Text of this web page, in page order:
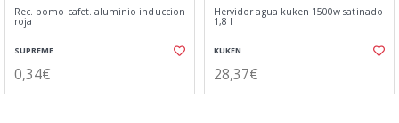
Rec. pomo cafet. aluminio induccion
roja
SUPREME
0,34€
Hervidor agua kuken 1500w satinado
1,8 l
KUKEN
28,37€